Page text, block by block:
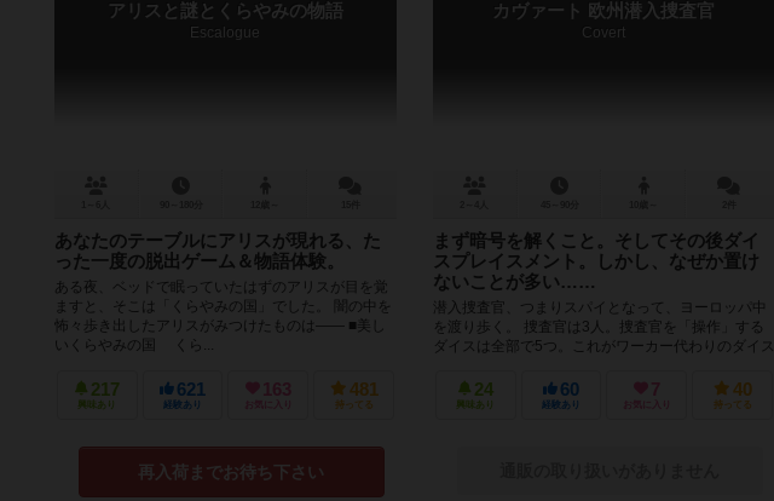
アリスと謎とくらやみの物語
Escalogue
あなたのテーブルにアリスが現れる、た
った一度の脱出ゲーム＆物語体験。
ある夜、ベッドで眠っていたはずのアリスが目を覚
ますと、そこは「くらやみの国」でした。 闇の中を
怖々歩き出したアリスがみつけたものは―― ■美し
いくらやみの国 くら...
217
興味あり
621
経験あり
163
お気に入り
481
持ってる
再入荷までお待ち下さい
カヴァート 欧州潜入捜査官
Covert
まず暗号を解くこと。そしてその後ダイ
スプレイスメント。しかし、なぜか置け
ないことが多い……
潜入捜査官、つまりスパイとなって、ヨーロッパ中
を渡り歩く。 捜査官は3人。捜査官を「操作」する
ダイスは全部で5つ。これがワーカー代わりのダイス
24
興味あり
60
経験あり
7
お気に入り
40
持ってる